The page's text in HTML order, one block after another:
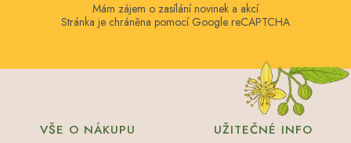
Mám zájem o zasílání novinek a akcí
Stránka je chráněna pomocí Google reCAPTCHA
VŠE O NÁKUPU UŽITEČNÉ INFO